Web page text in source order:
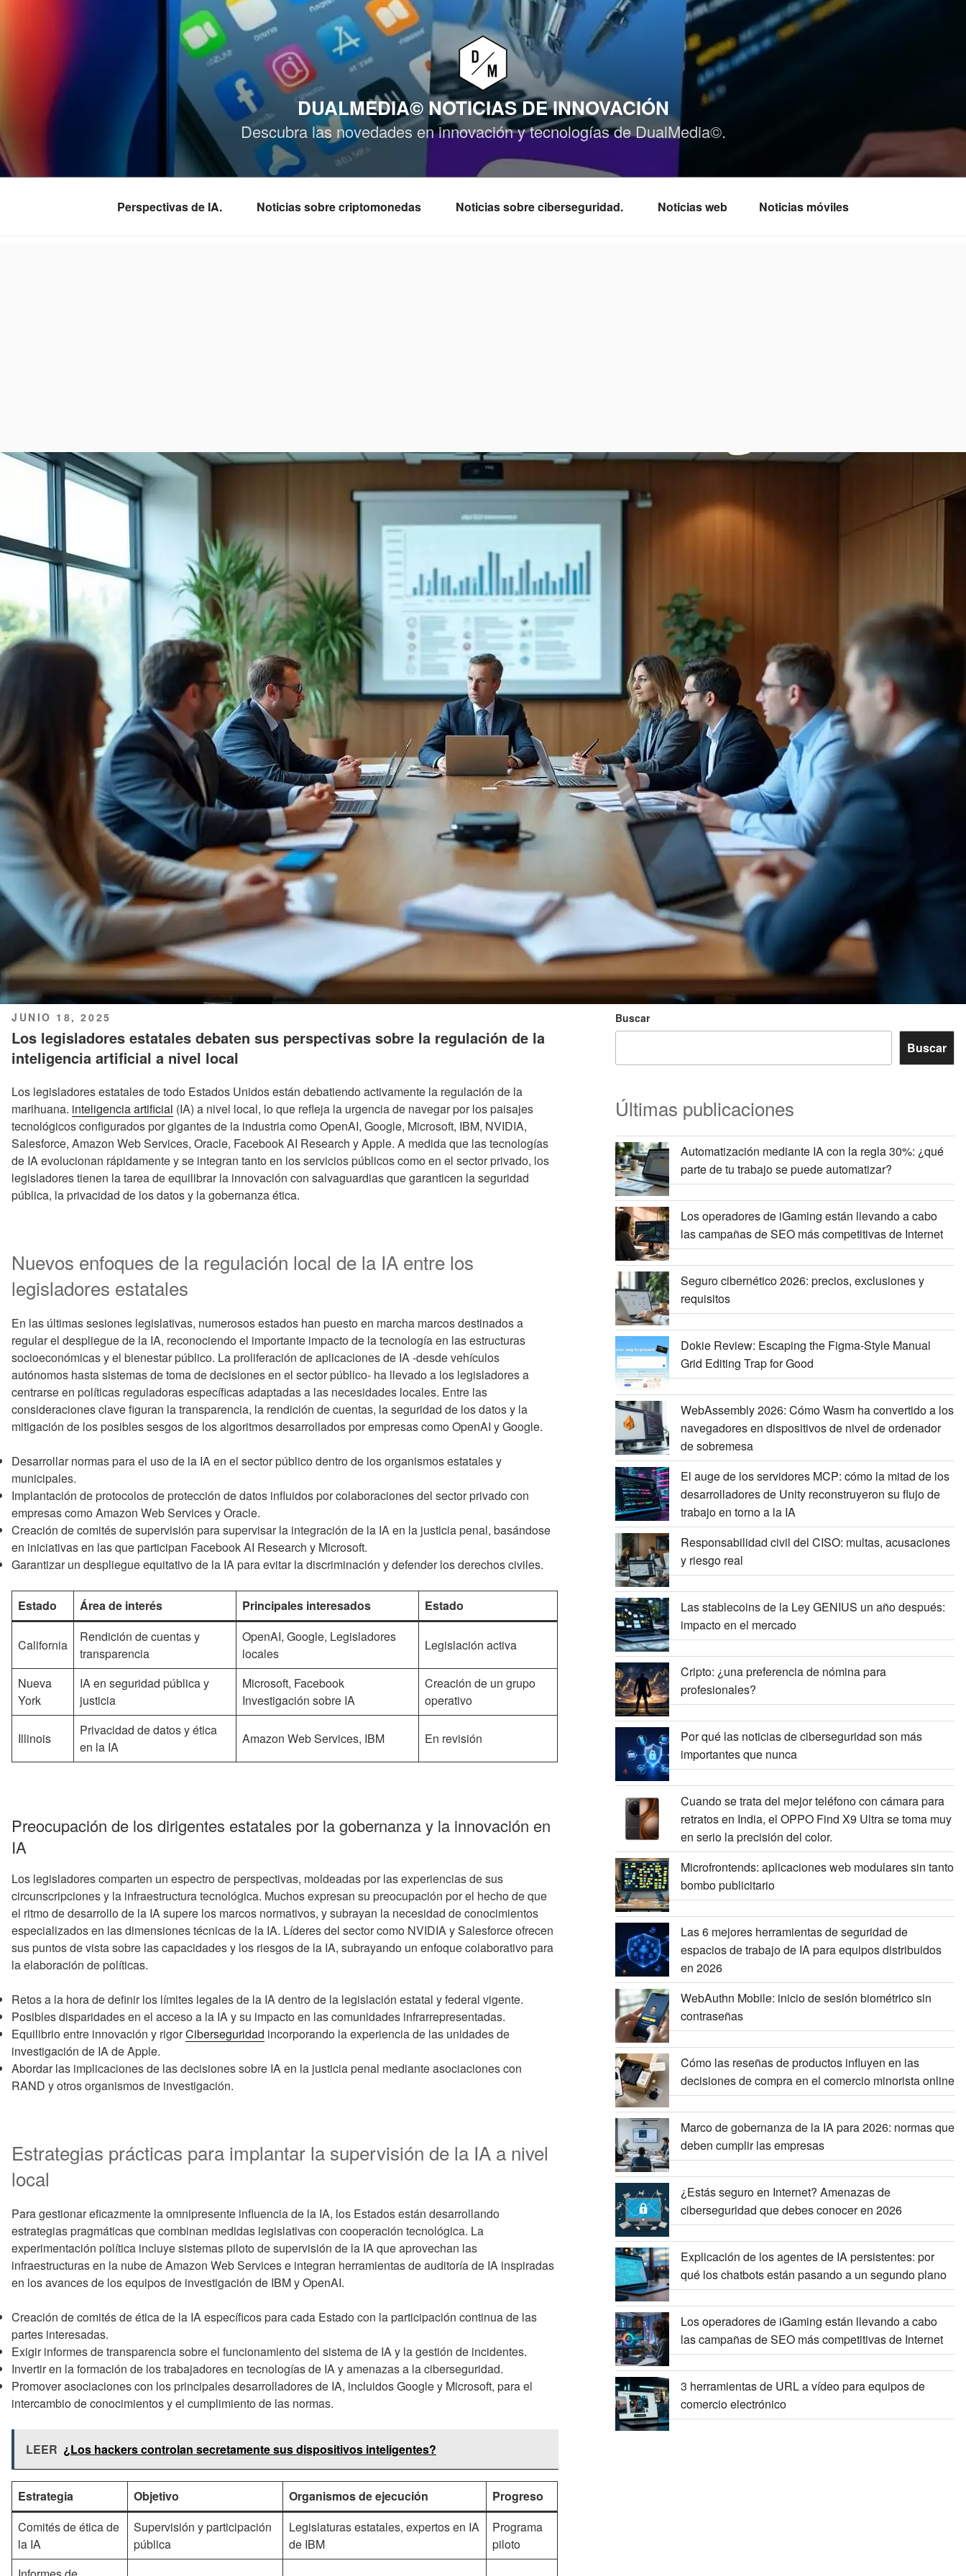
DUALMEDIA© NOTICIAS DE INNOVACIÓN
Descubra las novedades en innovación y tecnologías de DualMedia©.
Perspectivas de IA. Noticias sobre criptomonedas Noticias sobre ciberseguridad. Noticias web Noticias móviles
PUBLICADO
EL
JUNIO 18, 2025
Los legisladores estatales debaten sus perspectivas sobre la regulación de la
inteligencia artificial a nivel local
Los legisladores estatales de todo Estados Unidos están debatiendo activamente la regulación de la
marihuana. inteligencia artificial (IA) a nivel local, lo que refleja la urgencia de navegar por los paisajes
tecnológicos configurados por gigantes de la industria como OpenAI, Google, Microsoft, IBM, NVIDIA,
Salesforce, Amazon Web Services, Oracle, Facebook AI Research y Apple. A medida que las tecnologías
de IA evolucionan rápidamente y se integran tanto en los servicios públicos como en el sector privado, los
legisladores tienen la tarea de equilibrar la innovación con salvaguardias que garanticen la seguridad
pública, la privacidad de los datos y la gobernanza ética.
Nuevos enfoques de la regulación local de la IA entre los
legisladores estatales
En las últimas sesiones legislativas, numerosos estados han puesto en marcha marcos destinados a
regular el despliegue de la IA, reconociendo el importante impacto de la tecnología en las estructuras
socioeconómicas y el bienestar público. La proliferación de aplicaciones de IA -desde vehículos
autónomos hasta sistemas de toma de decisiones en el sector público- ha llevado a los legisladores a
centrarse en políticas reguladoras específicas adaptadas a las necesidades locales. Entre las
consideraciones clave figuran la transparencia, la rendición de cuentas, la seguridad de los datos y la
mitigación de los posibles sesgos de los algoritmos desarrollados por empresas como OpenAI y Google.
Desarrollar normas para el uso de la IA en el sector público dentro de los organismos estatales y
municipales.
Implantación de protocolos de protección de datos influidos por colaboraciones del sector privado con
empresas como Amazon Web Services y Oracle.
Creación de comités de supervisión para supervisar la integración de la IA en la justicia penal, basándose
en iniciativas en las que participan Facebook AI Research y Microsoft.
Garantizar un despliegue equitativo de la IA para evitar la discriminación y defender los derechos civiles.
Estado Área de interés Principales interesados Estado
California
Rendición de cuentas y
transparencia
OpenAI, Google, Legisladores
locales
Legislación activa
Nueva
York
IA en seguridad pública y
justicia
Microsoft, Facebook
Investigación sobre IA
Creación de un grupo
operativo
Illinois
Privacidad de datos y ética
en la IA
Amazon Web Services, IBM En revisión
Preocupación de los dirigentes estatales por la gobernanza y la innovación en
IA
Los legisladores comparten un espectro de perspectivas, moldeadas por las experiencias de sus
circunscripciones y la infraestructura tecnológica. Muchos expresan su preocupación por el hecho de que
el ritmo de desarrollo de la IA supere los marcos normativos, y subrayan la necesidad de conocimientos
especializados en las dimensiones técnicas de la IA. Líderes del sector como NVIDIA y Salesforce ofrecen
sus puntos de vista sobre las capacidades y los riesgos de la IA, subrayando un enfoque colaborativo para
la elaboración de políticas.
Retos a la hora de definir los límites legales de la IA dentro de la legislación estatal y federal vigente.
Posibles disparidades en el acceso a la IA y su impacto en las comunidades infrarrepresentadas.
Equilibrio entre innovación y rigorCiberseguridad incorporando la experiencia de las unidades de
investigación de IA de Apple.
Abordar las implicaciones de las decisiones sobre IA en la justicia penal mediante asociaciones con
RAND y otros organismos de investigación.
Estrategias prácticas para implantar la supervisión de la IA a nivel
local
Para gestionar eficazmente la omnipresente influencia de la IA, los Estados están desarrollando
estrategias pragmáticas que combinan medidas legislativas con cooperación tecnológica. La
experimentación política incluye sistemas piloto de supervisión de la IA que aprovechan las
infraestructuras en la nube de Amazon Web Services e integran herramientas de auditoría de IA inspiradas
en los avances de los equipos de investigación de IBM y OpenAI.
Creación de comités de ética de la IA específicos para cada Estado con la participación continua de las
partes interesadas.
Exigir informes de transparencia sobre el funcionamiento del sistema de IA y la gestión de incidentes.
Invertir en la formación de los trabajadores en tecnologías de IA y amenazas a la ciberseguridad.
Promover asociaciones con los principales desarrolladores de IA, incluidos Google y Microsoft, para el
intercambio de conocimientos y el cumplimiento de las normas.
LEER ¿Los hackers controlan secretamente sus dispositivos inteligentes?
Estrategia Objetivo Organismos de ejecución
Progreso
Comités de ética de
la IA
Supervisión y participación
pública
Legislaturas estatales, expertos en IA
de IBM
Programa
piloto
Buscar
Buscar
Últimas publicaciones
Automatización mediante IA con la regla 30%: ¿qué
parte de tu trabajo se puede automatizar?
Los operadores de iGaming están llevando a cabo
las campañas de SEO más competitivas de Internet
Seguro cibernético 2026: precios, exclusiones y
requisitos
Dokie Review: Escaping the Figma-Style Manual
Grid Editing Trap for Good
WebAssembly 2026: Cómo Wasm ha convertido a los
navegadores en dispositivos de nivel de ordenador
de sobremesa
El auge de los servidores MCP: cómo la mitad de los
desarrolladores de Unity reconstruyeron su flujo de
trabajo en torno a la IA
Responsabilidad civil del CISO: multas, acusaciones
y riesgo real
Las stablecoins de la Ley GENIUS un año después:
impacto en el mercado
Cripto: ¿una preferencia de nómina para
profesionales?
Por qué las noticias de ciberseguridad son más
importantes que nunca
Cuando se trata del mejor teléfono con cámara para
retratos en India, el OPPO Find X9 Ultra se toma muy
en serio la precisión del color.
Microfrontends: aplicaciones web modulares sin tanto
bombo publicitario
Las 6 mejores herramientas de seguridad de
espacios de trabajo de IA para equipos distribuidos
en 2026
WebAuthn Mobile: inicio de sesión biométrico sin
contraseñas
Cómo las reseñas de productos influyen en las
decisiones de compra en el comercio minorista online
Marco de gobernanza de la IA para 2026: normas que
deben cumplir las empresas
¿Estás seguro en Internet? Amenazas de
ciberseguridad que debes conocer en 2026
Explicación de los agentes de IA persistentes: por
qué los chatbots están pasando a un segundo plano
Los operadores de iGaming están llevando a cabo
las campañas de SEO más competitivas de Internet
3 herramientas de URL a vídeo para equipos de
comercio electrónico